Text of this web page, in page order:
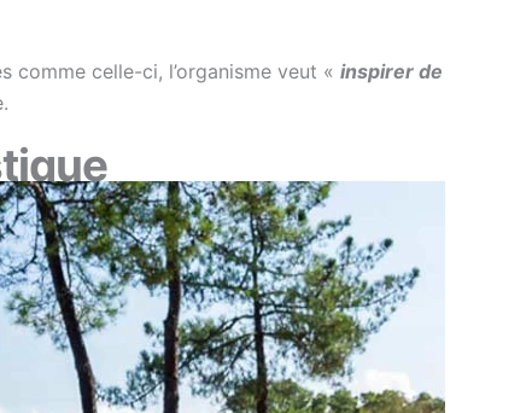
comme celle-ci, l’organisme veut « inspirer de